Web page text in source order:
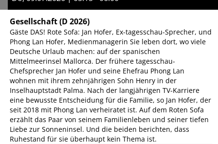
Gesellschaft(D 2026)
Gäste DAS! Rote Sofa: Jan Hofer, Ex-tagesschau-Sprecher, und
Phong Lan Hofer, Medienmanagerin Sie leben dort, wo viele
Deutsche Urlaub machen: auf der spanischen
Mittelmeerinsel Mallorca. Der frühere tagesschau-
Chefsprecher Jan Hofer und seine Ehefrau Phong Lan
wohnen mit ihrem zehnjährigen Sohn Henry in der
Inselhauptstadt Palma. Nach der langjährigen TV-Karriere
eine bewusste Entscheidung für die Familie, so Jan Hofer, der
seit 2018 mit Phong Lan verheiratet ist. Auf dem Roten Sofa
erzählt das Paar von seinem Familienleben und seiner tiefen
Liebe zur Sonneninsel. Und die beiden berichten, dass
Ruhestand für sie überhaupt kein Thema ist.